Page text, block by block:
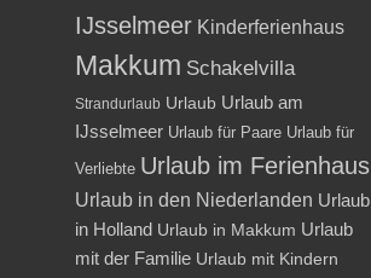
IJsselmeer Kinderferienhaus
Makkum Schakelvilla
Strandurlaub Urlaub Urlaub am
IJsselmeer Urlaub für Paare Urlaub für
Verliebte Urlaub im Ferienhaus
Urlaub in den Niederlanden Urlaub
in Holland Urlaub in Makkum Urlaub
mit der Familie Urlaub mit Kindern